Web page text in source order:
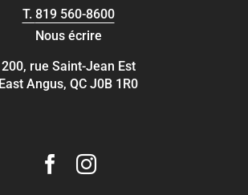
T. 819 560-8600
Nous écrire
200, rue Saint-Jean Est
East Angus, QC J0B 1R0